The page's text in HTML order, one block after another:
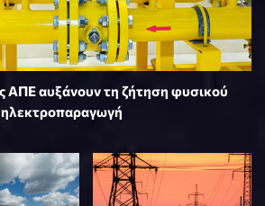
ΑΠΕ αυξάνουν τη ζήτηση φυσικού
ηλεκτροπαραγωγή